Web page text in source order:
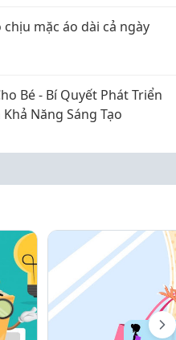
mặc áo dài cả ngày
Bé - Bí Quyết Phát Triển
Khả Năng Sáng Tạo